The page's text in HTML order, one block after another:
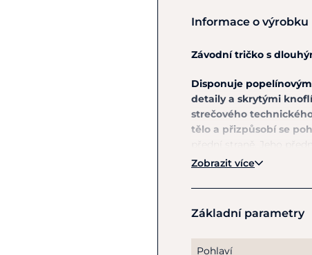
Informace o výrobku
Závodní tričko s
Disponuje
detaily a skrytými
strečového
tělo a přizpůsobí se
všech závodech i show.
Materiál:Hlavní tkanina:
Vložky: 72% POLYAMID/
Zobrazit více
Základní parametry
Pohlaví